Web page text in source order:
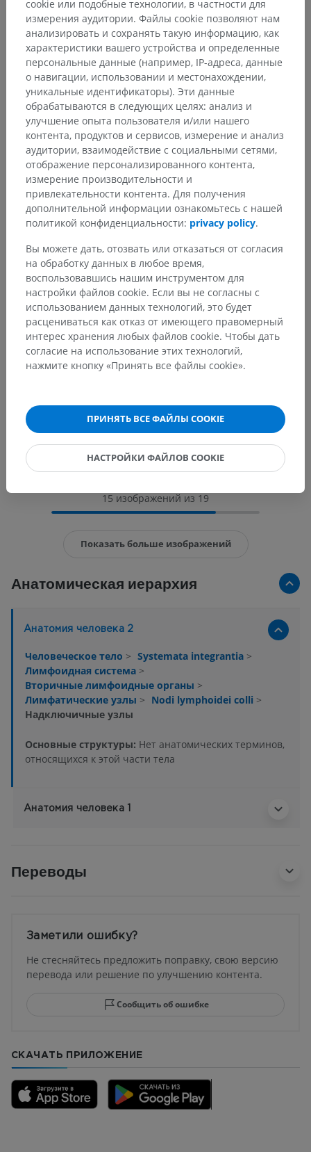
15 изображений из 19
Показать больше изображений
Анатомическая иерархия
Анатомия человека 2
Человеческое тело > Systemata integrantia >
Лимфоидная система >
Вторичные лимфоидные органы >
Лимфатические узлы > Nodi lymphoidei colli >
Надключичные узлы
Основные структуры: Нет анатомических терминов,
относящихся к этой части тела
Анатомия человека 1
Переводы
Заметили ошибку?
Не стесняйтесь предложить поправку, свою версию
перевода или решение по улучшению контента.
Сообщить об ошибке
СКАЧАТЬ ПРИЛОЖЕНИЕ
cookie или подобные технологии, в частности для
измерения аудитории. Файлы cookie позволяют нам
анализировать и сохранять такую информацию, как
характеристики вашего устройства и определенные
персональные данные (например, IP-адреса, данные
о навигации, использовании и местонахождении,
уникальные идентификаторы). Эти данные
обрабатываются в следующих целях: анализ и
улучшение опыта пользователя и/или нашего
контента, продуктов и сервисов, измерение и анализ
аудитории, взаимодействие с социальными сетями,
отображение персонализированного контента,
измерение производительности и
привлекательности контента. Для получения
дополнительной информации ознакомьтесь с нашей
политикой конфиденциальности: privacy policy.
Вы можете дать, отозвать или отказаться от согласия
на обработку данных в любое время,
воспользовавшись нашим инструментом для
настройки файлов cookie. Если вы не согласны с
использованием данных технологий, это будет
расцениваться как отказ от имеющего правомерный
интерес хранения любых файлов cookie. Чтобы дать
согласие на использование этих технологий,
нажмите кнопку «Принять все файлы cookie».
ПРИНЯТЬ ВСЕ ФАЙЛЫ COOKIE
НАСТРОЙКИ ФАЙЛОВ COOKIE